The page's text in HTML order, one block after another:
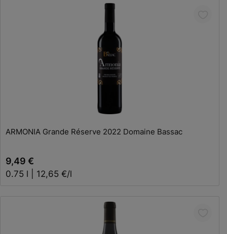
ARMONIA Grande Réserve 2022 Domaine Bassac
9,49 €
0.75 l | 12,65 €/l